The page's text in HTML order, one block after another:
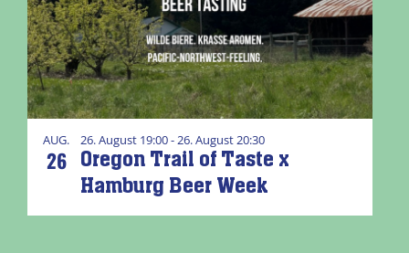
AUG.
26
26. August 19:00 - 26. August 20:30
Oregon Trail of Taste x
Hamburg Beer Week